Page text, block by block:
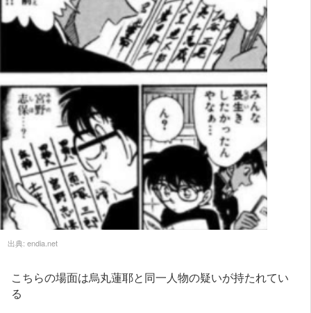
出典: endia.net
こちらの場面は烏丸蓮耶と同一人物の疑いが持たれてい
る